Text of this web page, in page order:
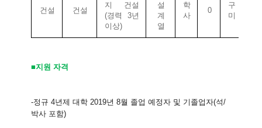
건설 건설
지
건설
(경력 3년
이상)
설
계
열
학
사
0
구
미
■지원 자격
-정규 4년제 대학 2019년 8월 졸업 예정자 및 기졸업자(석/
박사 포함)